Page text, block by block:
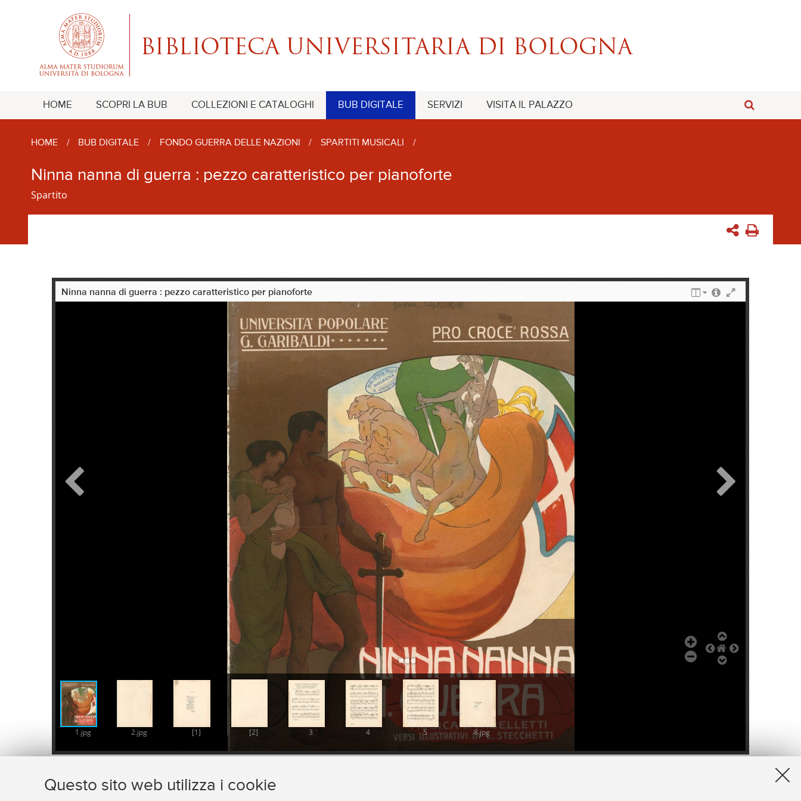
Questo sito web utilizza i cookie
HOME SCOPRI LA BUB COLLEZIONI E CATALOGHI BUB DIGITALE SERVIZI VISITA IL PALAZZO
HOME / BUB DIGITALE / FONDO GUERRA DELLE NAZIONI / SPARTITI MUSICALI /
Ninna nanna di guerra : pezzo caratteristico per pianoforte
Spartito
+
Add Item
Ninna nanna di guerra : pezzo caratteristico per pianoforte
1.jpg 2.jpg [1] [2] 3 4 5 8.jpg